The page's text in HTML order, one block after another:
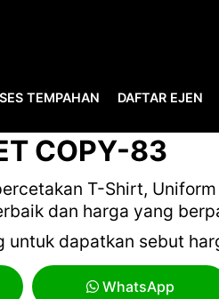
TEMPAHAN DAFTAR EJEN
COPY-83
T-Shirt,
dan harga yang
untuk dapatkan sebut
WhatsApp